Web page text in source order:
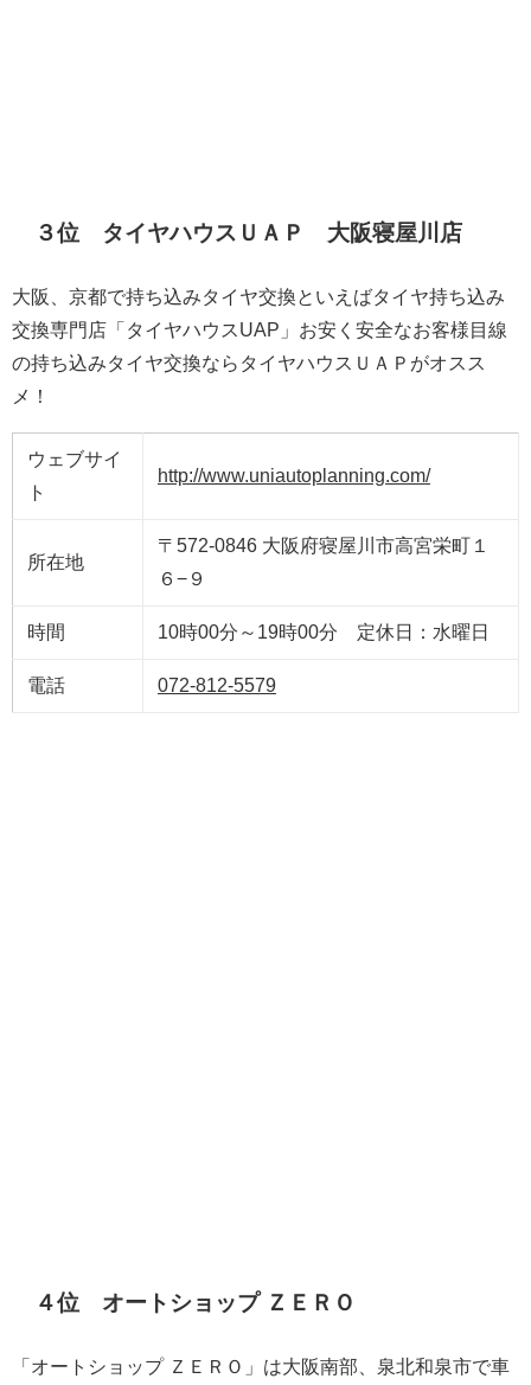
３位 タイヤハウスＵＡＰ 大阪寝屋川店
大阪、京都で持ち込みタイヤ交換といえばタイヤ持ち込み
交換専門店「タイヤハウスUAP」お安く安全なお客様目線
の持ち込みタイヤ交換ならタイヤハウスＵＡＰがオスス
メ！
ウェブサイ
ト
http://www.uniautoplanning.com/
所在地
〒572-0846 大阪府寝屋川市高宮栄町１
６−９
時間 10時00分～19時00分 定休日：水曜日
電話 072-812-5579
４位 オートショップ ＺＥＲＯ
「オートショップ ＺＥＲＯ」は大阪南部、泉北和泉市で車